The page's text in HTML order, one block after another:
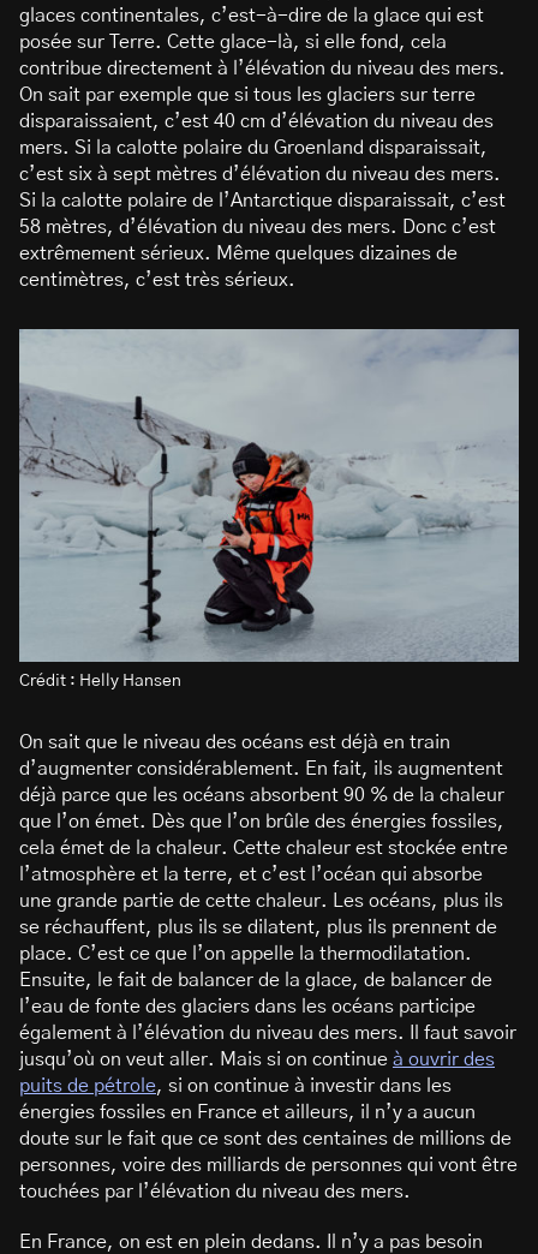
glaces continentales, c’est-à-dire de la glace qui est
posée sur Terre. Cette glace-là, si elle fond, cela
contribue directement à l’élévation du niveau des mers.
On sait par exemple que si tous les glaciers sur terre
disparaissaient, c’est 40 cm d’élévation du niveau des
mers. Si la calotte polaire du Groenland disparaissait,
c’est six à sept mètres d’élévation du niveau des mers.
Si la calotte polaire de l’Antarctique disparaissait, c’est
58 mètres, d’élévation du niveau des mers. Donc c’est
extrêmement sérieux. Même quelques dizaines de
centimètres, c’est très sérieux.
Crédit : Helly Hansen
On sait que le niveau des océans est déjà en train
d’augmenter considérablement. En fait, ils augmentent
déjà parce que les océans absorbent 90 % de la chaleur
que l’on émet. Dès que l’on brûle des énergies fossiles,
cela émet de la chaleur. Cette chaleur est stockée entre
l’atmosphère et la terre, et c’est l’océan qui absorbe
une grande partie de cette chaleur. Les océans, plus ils
se réchauffent, plus ils se dilatent, plus ils prennent de
place. C’est ce que l’on appelle la thermodilatation.
Ensuite, le fait de balancer de la glace, de balancer de
l’eau de fonte des glaciers dans les océans participe
également à l’élévation du niveau des mers. Il faut savoir
jusqu’où on veut aller. Mais si on continue à ouvrir des
puits de pétrole, si on continue à investir dans les
énergies fossiles en France et ailleurs, il n’y a aucun
doute sur le fait que ce sont des centaines de millions de
personnes, voire des milliards de personnes qui vont être
touchées par l’élévation du niveau des mers.
En France, on est en plein dedans. Il n’y a pas besoin